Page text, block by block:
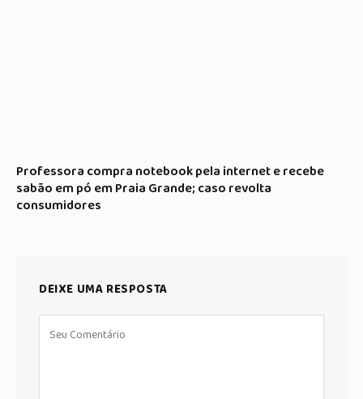
Professora compra notebook pela internet e recebe
sabão em pó em Praia Grande; caso revolta
consumidores
DEIXE UMA RESPOSTA